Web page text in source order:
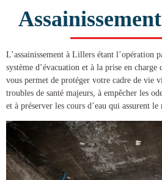
L’assainissement à Lillers étant l’opération
système d’évacuation et à la prise en charge
vous permet de protéger votre cadre de vie
troubles de santé majeurs, à empêcher les
et à préserver les cours d’eau qui assurent